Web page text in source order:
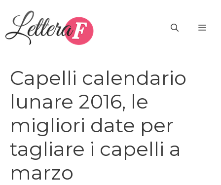
contenuto
Capelli calendario
lunare 2016, le
migliori date per
tagliare i capelli a
marzo